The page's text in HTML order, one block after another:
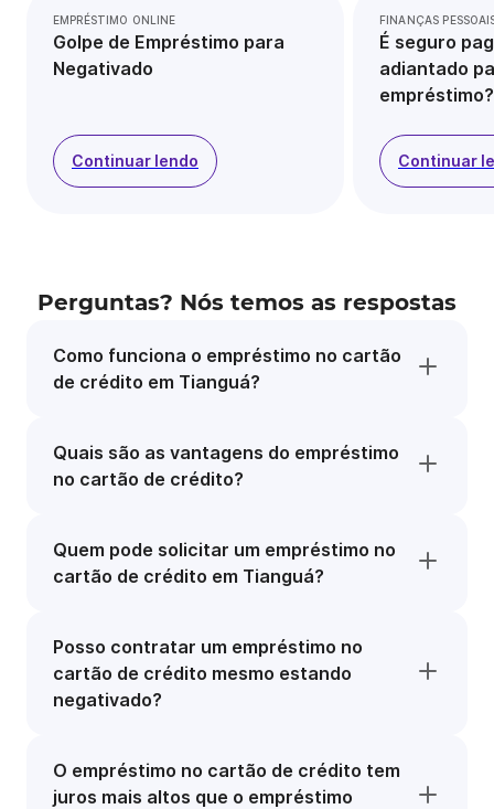
EMPRÉSTIMO ONLINE
Golpe de Empréstimo para
Negativado
Continuar lendo
FINANÇAS
É seguro
adiantado
empréstimo?
Continuar
Perguntas? Nós temos as respostas
Como funciona o empréstimo no cartão
de crédito em Tianguá?
Quais são as vantagens do empréstimo
no cartão de crédito?
Quem pode solicitar um empréstimo no
cartão de crédito em Tianguá?
Posso contratar um empréstimo no
cartão de crédito mesmo estando
negativado?
O empréstimo no cartão de crédito tem
juros mais altos que o empréstimo